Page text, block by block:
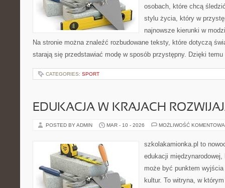
osobach, które chcą
stylu życia, który w
najnowsze kierunki w
Na stronie można znaleźć rozbudowane teksty, które dotyczą
starają się przedstawiać modę w sposób przystępny. Dzięki
CATEGORIES: SPORT
EDUKACJA W KRAJACH
POSTED BY ADMIN MAR - 10 - 2026 MOŻLIWOŚĆ
szkolakamionka.pl to
edukacji
może być punktem
kultur. To witryna, w